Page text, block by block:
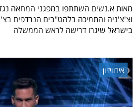
מאות א.נשים השתתפו במפגני המחאה
וצ'צ'ניה והתמיכה בלהט"בים הנרדפים
בישראל שיגרו דרישה לראש הממשלה
אירוויזיון